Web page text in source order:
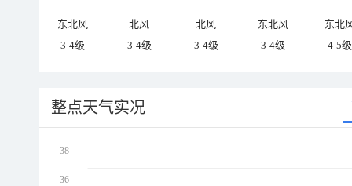
东北风 北风 北风 东北风
东北
3-4级
3-4级 3-4级 3-4级 4-5级
整点天气实况
38
36